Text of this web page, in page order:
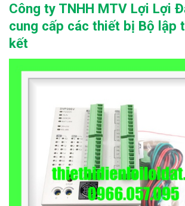
Công ty TNHH MTV Lợi Lợi
cung cấp các thiết bị Bộ lập
kết